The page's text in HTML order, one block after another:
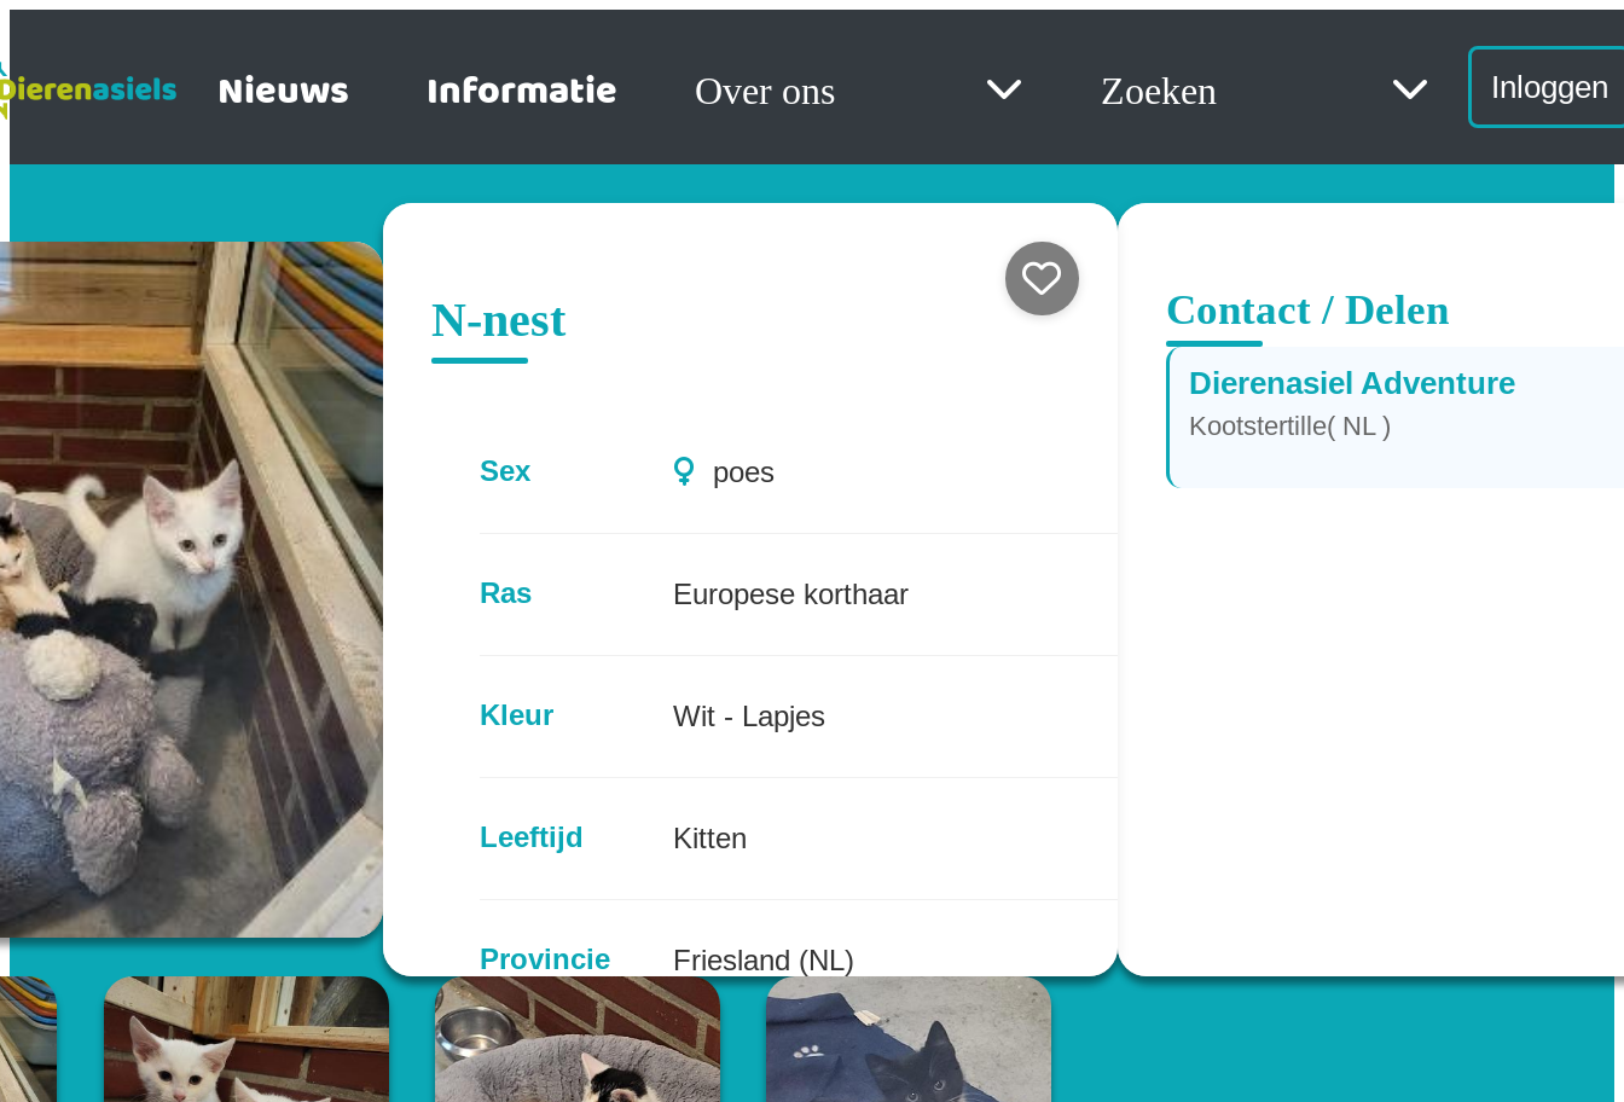
Nieuws Informatie Over ons Zoeken Inloggen
N-nest
Sex poes
Ras Europese korthaar
Kleur Wit - Lapjes
Leeftijd Kitten
Provincie Friesland (NL)
Contact / Delen
Dierenasiel Adventure
Kootstertille( NL )